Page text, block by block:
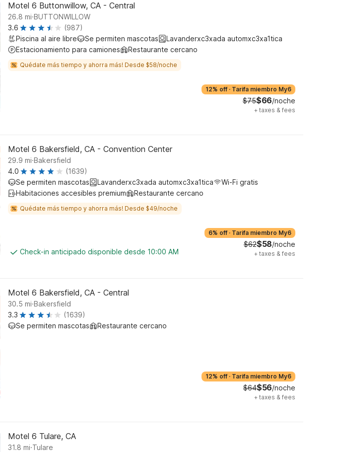
Motel 6 Buttonwillow, CA - Central
26.8 mi.BUTTONWILLOW
3.6
(987)
Piscina al aire libre
Se permiten mascotas
Lavanderxc3xada automxc3xa1tica
Estacionamiento para camiones
Restaurante cercano
Quédate más tiempo y ahorra más! Desde $58/noche
12% off · Tarifa miembro My6
$75$66/noche
+ taxes & fees
Motel 6 Bakersfield, CA - Convention Center
29.9 mi.Bakersfield
4.0
(1639)
Se permiten mascotas
Lavanderxc3xada automxc3xa1tica
Wi-Fi gratis
Habitaciones accesibles premium
Restaurante cercano
Quédate más tiempo y ahorra más! Desde $49/noche
Check-in anticipado disponible desde 10:00 AM
6% off · Tarifa miembro My6
$62$58/noche
+ taxes & fees
Motel 6 Bakersfield, CA - Central
30.5 mi.Bakersfield
3.3
(1639)
Se permiten mascotas
Restaurante cercano
12% off · Tarifa miembro My6
$64$56/noche
+ taxes & fees
Motel 6 Tulare, CA
31.8 mi.Tulare